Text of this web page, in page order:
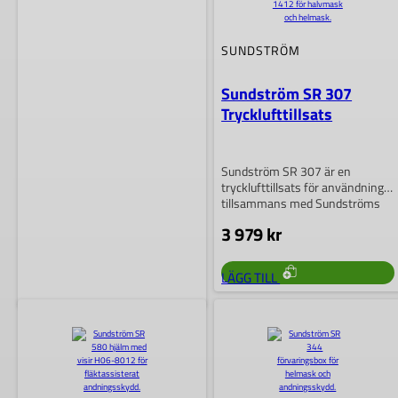
SUNDSTRÖM
Sundström SR 502 HD
Batteri 3,5 Ah till SR 500
SUNDSTRÖM
Sundström SR 307
Trycklufttillsats
Sundström SR 307 är en
trycklufttillsats för användning
tillsammans med Sundströms
Systemet…
3 979kr
LÄGG TILL